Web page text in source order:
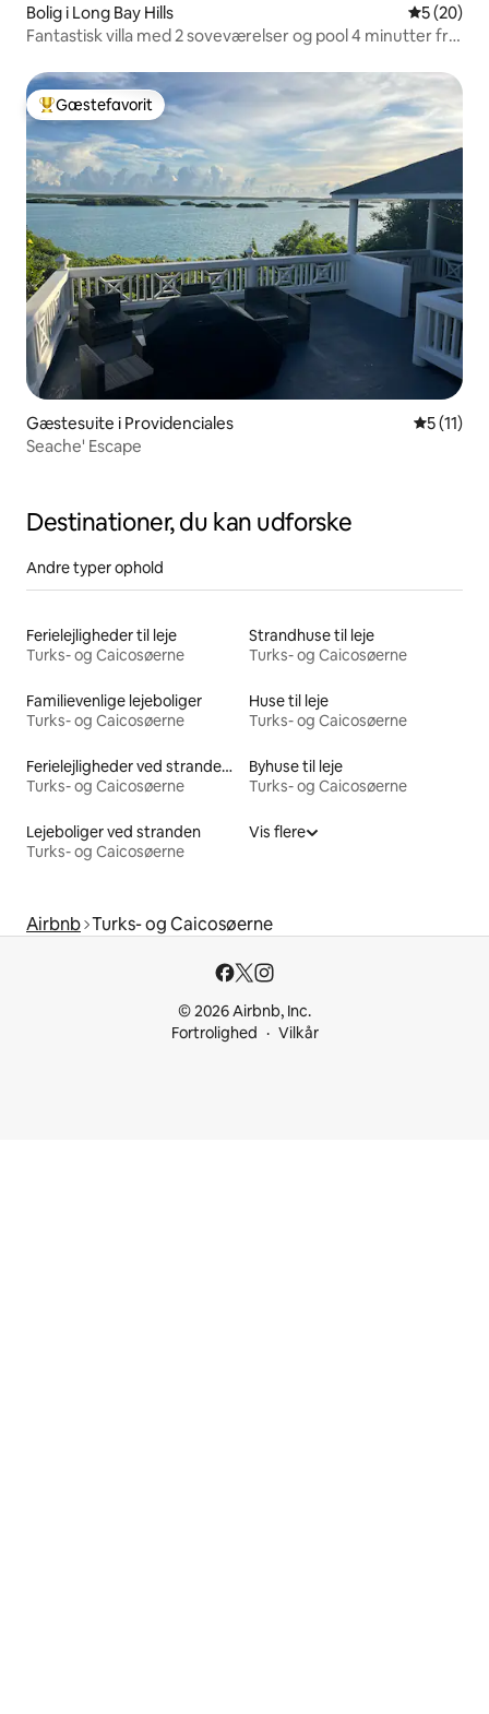
Bolig i Long Bay Hills 5 ud af 5 i
5 (20)
Fantastisk villa med 2 soveværelser og pool 4 minutter fra
Bedste gæstefavorit
Gæstefavorit
Gæstesuite i Providenciales 5 ud af 5
5 (11)
Seache' Escape
Destinationer, du kan udforske
Andre typer ophold
Ferielejligheder til leje
Turks- og Caicosøerne
Strandhuse til leje
Turks- og Caicosøerne
Familievenlige lejeboliger
Turks- og Caicosøerne
Huse til leje
Turks- og Caicosøerne
Ferielejligheder ved stranden til leje
Turks- og Caicosøerne
Byhuse til leje
Turks- og Caicosøerne
Lejeboliger ved stranden
Turks- og Caicosøerne
Vis flere
Airbnb Turks- og Caicosøerne
© 2026 Airbnb, Inc.
Fortrolighed
Vilkår